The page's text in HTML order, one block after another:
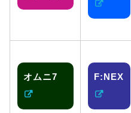
オムニ7 F:NEX